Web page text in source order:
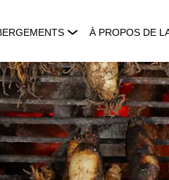
À PROPOS DE